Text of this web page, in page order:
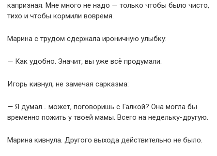
капризная. Мне много не надо — только чтобы было чисто,
тихо и чтобы кормили вовремя.
Марина с трудом сдержала ироничную улыбку:
— Как удобно. Значит, вы уже всё продумали.
Игорь кивнул, не замечая сарказма:
— Я думал… может, поговоришь с Галкой? Она могла бы
временно пожить у твоей мамы. Всего на недельку-другую.
Марина кивнула. Другого выхода действительно не было.